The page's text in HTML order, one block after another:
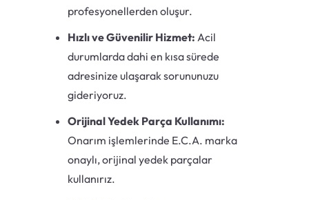
profesyonellerden oluşur.
Hızlı ve Güvenilir Hizmet: Acil
durumlarda dahi en kısa sürede
adresinize ulaşarak sorununuzu
gideriyoruz.
Orijinal Yedek Parça Kullanımı:
Onarım işlemlerinde E.C.A. marka
onaylı, orijinal yedek parçalar
kullanırız.